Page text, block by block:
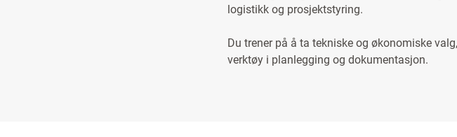
logistikk og prosjektstyring.
Du trener på å ta tekniske og økonomiske
verktøy i planlegging og dokumentasjon.